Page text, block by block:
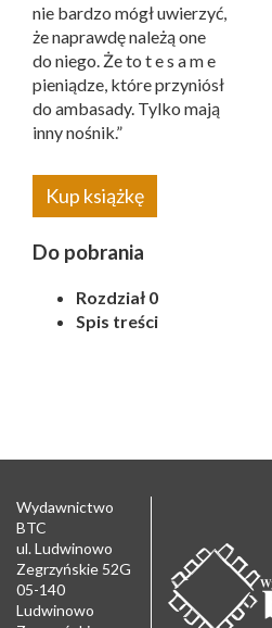
nie bardzo mógł uwierzyć,
że naprawdę należą one
do niego. Że to t e s a m e
pieniądze, które przyniósł
do ambasady. Tylko mają
inny nośnik.”
Kup książkę
Do pobrania
Rozdział 0
Spis treści
Wydawnictwo
BTC
ul. Ludwinowo
Zegrzyńskie 52G
05-140
Ludwinowo